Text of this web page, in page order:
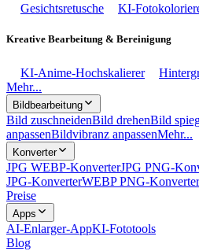
Gesichtsretusche KI-
Kreative Bearbeitung & Bereinigung
KI-Anime-Hochskalierer
Mehr...
Bildbearbeitung
Bild zuschneidenBild drehenBild
anpassenBildvibranz anpassenMehr...
Konverter
JPG WEBP-KonverterJPG PNG-
JPG-KonverterWEBP PNG-Konverter
Preise
Apps
AI-Enlarger-AppKI-Fototools
Blog